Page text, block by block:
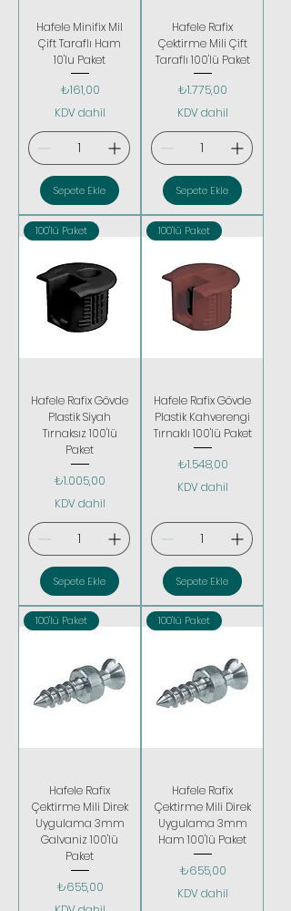
Hafele Minifix Mil
Çift Taraflı Ham
10'lu Paket
Fiyat
₺161,00
KDV dahil
Sepete Ekle
Hafele Rafix
Çektirme Mili Çift
Taraflı 100'lü Paket
Fiyat
₺1.775,00
KDV dahil
Sepete Ekle
100'lü Paket
Hafele Rafix Gövde
Plastik Siyah
Tırnaksız 100'lü
Paket
Fiyat
₺1.005,00
KDV dahil
Sepete Ekle
100'lü Paket
Hafele Rafix Gövde
Plastik Kahverengi
Tırnaklı 100'lü Paket
Fiyat
₺1.548,00
KDV dahil
Sepete Ekle
100'lü Paket
Hafele Rafix
Çektirme Mili Direk
Uygulama 3mm
Galvaniz 100'lü
Paket
Fiyat
₺655,00
100'lü Paket
Hafele Rafix
Çektirme Mili Direk
Uygulama 3mm
Ham 100'lü Paket
Fiyat
₺655,00
KDV dahil